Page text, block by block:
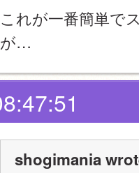
これが一番簡単で
が…
shogimania